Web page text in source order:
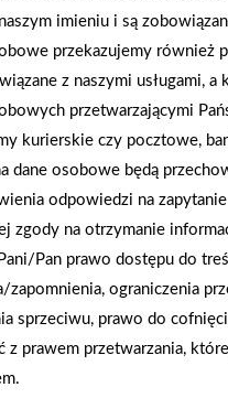
imieniu i są
przekazujemy również
z naszymi usługami,
przetwarzającymi
kurierskie czy pocztowe,
dane osobowe będą
odpowiedzi na
zgody na otrzymanie
Pan prawo dostępu do
zapomnienia, ograniczenia
sprzeciwu, prawo do
z prawem przetwarzania,